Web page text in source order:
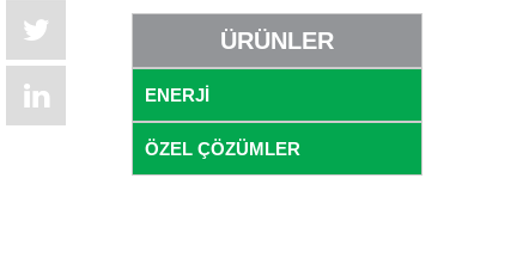
ÜRÜNLER
ENERJİ
ÖZEL ÇÖZÜMLER